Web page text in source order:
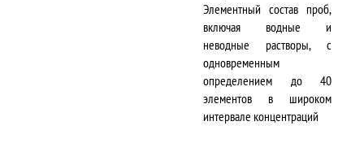
Элементный состав проб,
включая водные и
неводные растворы, с
одновременным
определением до 40
элементов в широком
интервале концентраций